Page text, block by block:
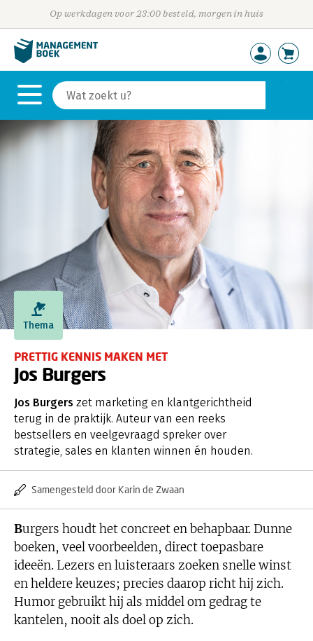
Op werkdagen voor 23:00 besteld, morgen in huis
PRETTIG KENNIS MAKEN MET
Jos Burgers
Jos Burgers zet marketing en klantgerichtheid
terug in de praktijk. Auteur van een reeks
bestsellers en veelgevraagd spreker over
strategie, sales en klanten winnen én houden.
Samengesteld door Karin de Zwaan
Burgers houdt het concreet en behapbaar. Dunne
boeken, veel voorbeelden, direct toepasbare
ideeën. Lezers en luisteraars zoeken snelle winst
en heldere keuzes; precies daarop richt hij zich.
Humor gebruikt hij als middel om gedrag te
kantelen, nooit als doel op zich.